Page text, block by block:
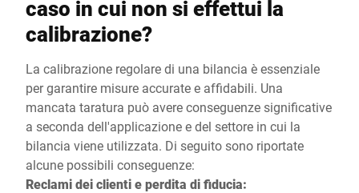
caso in cui non si effettui la
calibrazione?
La calibrazione regolare di una bilancia è essenziale
per garantire misure accurate e affidabili. Una
mancata taratura può avere conseguenze significative
a seconda dell'applicazione e del settore in cui la
bilancia viene utilizzata. Di seguito sono riportate
alcune possibili conseguenze:
Reclami dei clienti e perdita di fiducia: